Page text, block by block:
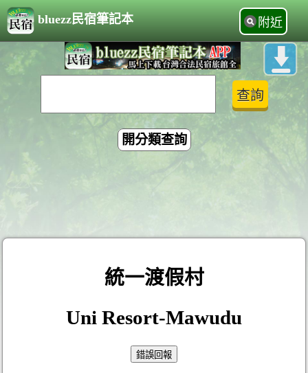
bluezz民宿筆記本 附近
開分類查詢
統一渡假村
Uni Resort-Mawudu